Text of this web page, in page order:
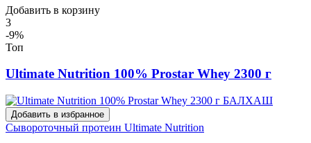
Добавить в корзину
3
-9%
Топ
Ultimate Nutrition 100% Prostar Whey 2300 г
Добавить в избранное
Сывороточный протеин Ultimate Nutrition